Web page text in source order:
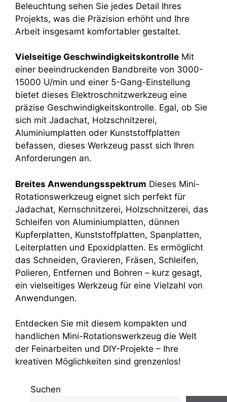
Beleuchtung sehen Sie jedes Detail Ihres
Projekts, was die Präzision erhöht und Ihre
Arbeit insgesamt komfortabler gestaltet.
Vielseitige Geschwindigkeitskontrolle Mit
einer beeindruckenden Bandbreite von 3000-
15000 U/min und einer 5-Gang-Einstellung
bietet dieses Elektroschnitzwerkzeug eine
präzise Geschwindigkeitskontrolle. Egal, ob Sie
sich mit Jadachat, Holzschnitzerei,
Aluminiumplatten oder Kunststoffplatten
befassen, dieses Werkzeug passt sich Ihren
Anforderungen an.
Breites Anwendungsspektrum Dieses Mini-
Rotationswerkzeug eignet sich perfekt für
Jadachat, Kernschnitzerei, Holzschnitzerei, das
Schleifen von Aluminiumplatten, dünnen
Kupferplatten, Kunststoffplatten, Spanplatten,
Leiterplatten und Epoxidplatten. Es ermöglicht
das Schneiden, Gravieren, Fräsen, Schleifen,
Polieren, Entfernen und Bohren – kurz gesagt,
ein vielseitiges Werkzeug für eine Vielzahl von
Anwendungen.
Entdecken Sie mit diesem kompakten und
handlichen Mini-Rotationswerkzeug die Welt
der Feinarbeiten und DIY-Projekte – Ihre
kreativen Möglichkeiten sind grenzenlos!
Suchen